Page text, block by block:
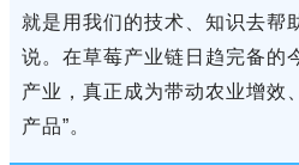
就是用我们的技术、知识去帮
说。在草莓产业链日趋完备的
产业，真正成为带动农业增效
产品”。